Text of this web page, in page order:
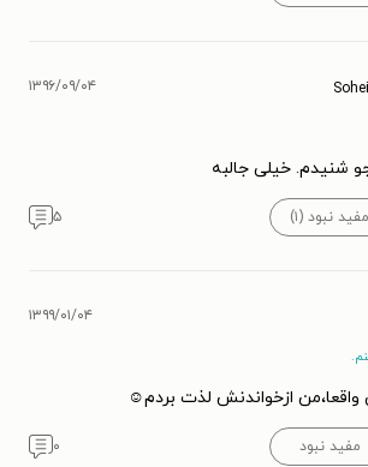
۱۳۹۶/۰۹/۰۴
شنیدم. خیلی جالبه
مفید نبود (۱) ۵
۱۳۹۹/۰۱/۰۴
واقعا،من ازخواندنش لذت بردم☺
مفید نبود ۰